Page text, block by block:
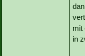
mit
in